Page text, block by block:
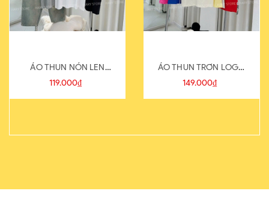
ÁO THUN NÓN LEN
821-1
119.000₫
ÁO THUN TRƠN LOGO
SAU
149.000₫